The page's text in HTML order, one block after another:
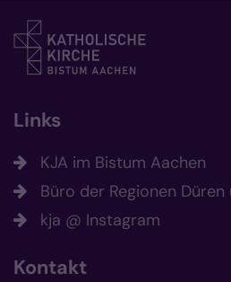
Links
KJA im Bistum Aachen
Büro der Regionen Düren
kja @ Instagram
Kontakt